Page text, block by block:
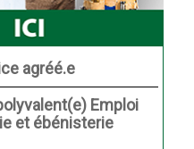
agréé.e
Emploi
et ébénisterie